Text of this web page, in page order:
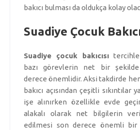
bakıcı bulması da oldukça kolay
Suadiye Çocuk
Suadiye çocuk bakıcısı
bazı görevlerin net bir
derece önemlidir. Aksi takdirde
bakıcı açısından çeşitli sıkıntılar
işe alınırken özellikle evde
alakalı olarak net bilgilerin
edilmesi son derece önemli bir